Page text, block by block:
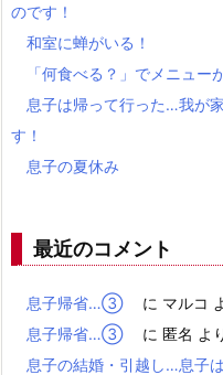
のです！
和室に蝉がいる！
「何食べる？」でメニュー
息子は帰って行った…我が
す！
息子の夏休み
最近のコメント
息子帰省…③ に マルコ
息子帰省…③
に 匿名 よ
息子の結婚・引越し…息子